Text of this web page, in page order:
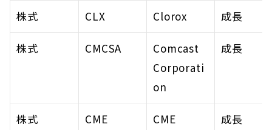
株式 CLX Clorox 成長
株式 CMCSA
Comcast
Corporati
on
成長
株式 CME
CME
成長